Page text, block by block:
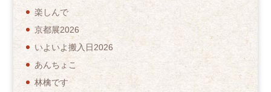
楽しんで
京都展2026
いよいよ搬入日2026
あんちょこ
林檎です